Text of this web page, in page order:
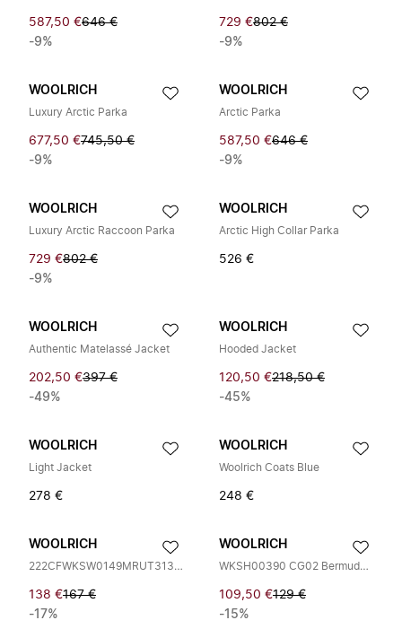
587,50 €646 €
-9%
729 €802 €
-9%
WOOLRICH
Luxury Arctic Parka
677,50 €745,50 €
-9%
WOOLRICH
Arctic Parka
587,50 €646 €
-9%
WOOLRICH
Luxury Arctic Raccoon Parka
729 €802 €
-9%
WOOLRICH
Arctic High Collar Parka
526 €
WOOLRICH
Authentic Matelassé Jacket
202,50 €397 €
-49%
WOOLRICH
Hooded Jacket
120,50 €218,50 €
-45%
WOOLRICH
Light Jacket
278 €
WOOLRICH
Woolrich Coats Blue
248 €
WOOLRICH
222CFWKSW0149MRUT3138 Sweatshirt
138 €167 €
-17%
WOOLRICH
WKSH00390 CG02 Bermuda Shorts
109,50 €129 €
-15%